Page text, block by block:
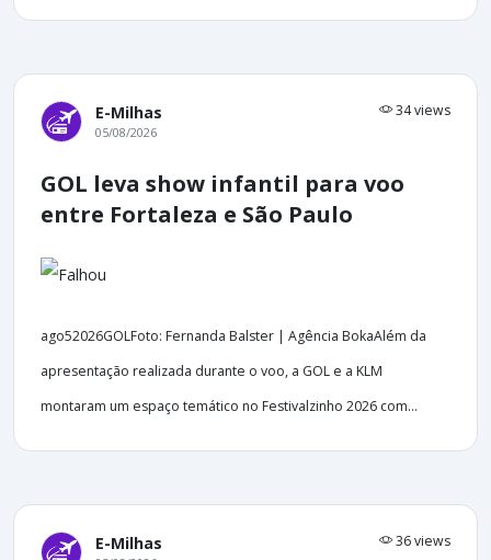
E-Milhas 34 views
05/08/2026
GOL leva show infantil para voo
entre Fortaleza e São Paulo
ago52026GOLFoto: Fernanda Balster | Agência BokaAlém da
apresentação realizada durante o voo, a GOL e a KLM
montaram um espaço temático no Festivalzinho 2026 com...
E-Milhas 36 views